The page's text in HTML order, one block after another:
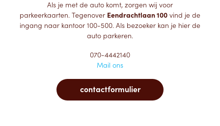
Als je met de auto komt, zorgen wij voor
parkeerkaarten. Tegenover Eendrachtlaan 100 vind je de
ingang naar kantoor 100-500. Als bezoeker kan je hier de
auto parkeren.
070-4442140
Mail ons
contactformulier